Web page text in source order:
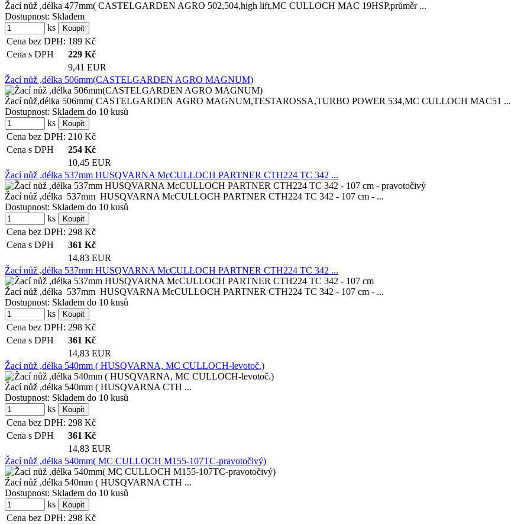
Žací nůž ,délka 477mm( CASTELGARDEN AGRO 502,504,high lift,MC CULLOCH MAC 19HSP,průměr ...
Dostupnost: Skladem
ks
Cena bez DPH: 189 Kč
Cena s DPH
229 Kč
9,41 EUR
Žací nůž ,délka 506mm(CASTELGARDEN AGRO MAGNUM)
Žací nůž,délka 506mm( CASTELGARDEN AGRO MAGNUM,TESTAROSSA,TURBO POWER 534,MC CULLOCH MAC51 ...
Dostupnost: Skladem do 10 kusů
ks
Cena bez DPH: 210 Kč
Cena s DPH
254 Kč
10,45 EUR
Žací nůž ,délka 537mm HUSQVARNA McCULLOCH PARTNER CTH224 TC 342 ...
Žací nůž ,délka 537mm HUSQVARNA McCULLOCH PARTNER CTH224 TC 342 - 107 cm - ...
Dostupnost: Skladem do 10 kusů
ks
Cena bez DPH: 298 Kč
Cena s DPH
361 Kč
14,83 EUR
Žací nůž ,délka 537mm HUSQVARNA McCULLOCH PARTNER CTH224 TC 342 ...
Žací nůž ,délka 537mm HUSQVARNA McCULLOCH PARTNER CTH224 TC 342 - 107 cm - ...
Dostupnost: Skladem do 10 kusů
ks
Cena bez DPH: 298 Kč
Cena s DPH
361 Kč
14,83 EUR
Žací nůž ,délka 540mm ( HUSQVARNA, MC CULLOCH-levotoč.)
Žací nůž ,délka 540mm ( HUSQVARNA CTH ...
Dostupnost: Skladem do 10 kusů
ks
Cena bez DPH: 298 Kč
Cena s DPH
361 Kč
14,83 EUR
Žací nůž ,délka 540mm( MC CULLOCH M155-107TC-pravotočivý)
Žací nůž ,délka 540mm ( HUSQVARNA CTH ...
Dostupnost: Skladem do 10 kusů
ks
Cena bez DPH: 298 Kč